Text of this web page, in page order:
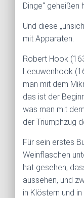
Dinge“ geheißen
Und diese
mit Apparaten.
Robert Hook
Leeuwenhook
man mit dem
das ist der
was man mit
der Triumphzug
Für sein erstes
Weinflaschen
hat gesehen,
aussehen, und
in Klöstern und